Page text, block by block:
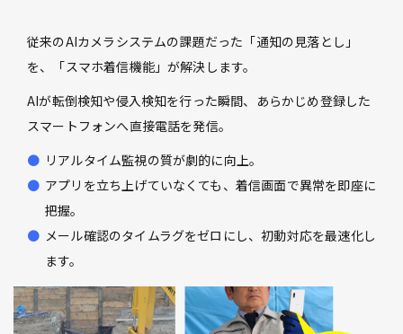
従来のAIカメラシステムの課題だった「通知の見落とし」
を、「スマホ着信機能」が解決します。
AIが転倒検知や侵入検知を行った瞬間、あらかじめ登録した
スマートフォンへ直接電話を発信。
リアルタイム監視の質が劇的に向上。
アプリを立ち上げていなくても、着信画面で異常を即座に
把握。
メール確認のタイムラグをゼロにし、初動対応を最速化し
ます。